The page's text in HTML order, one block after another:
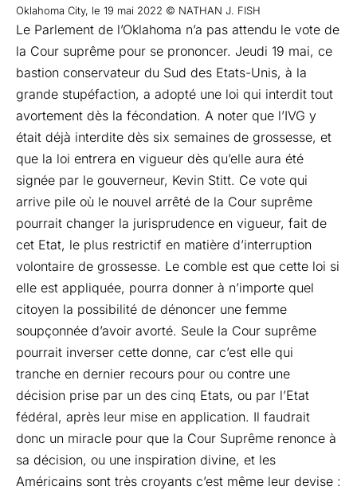
Oklahoma City, le 19 mai 2022 © NATHAN J. FISH
Le Parlement de l’Oklahoma n’a pas attendu le vote de
la Cour suprême pour se prononcer. Jeudi 19 mai, ce
bastion conservateur du Sud des Etats-Unis, à la
grande stupéfaction, a adopté une loi qui interdit tout
avortement dès la fécondation. A noter que l’IVG y
était déjà interdite dès six semaines de grossesse, et
que la loi entrera en vigueur dès qu’elle aura été
signée par le gouverneur, Kevin Stitt. Ce vote qui
arrive pile où le nouvel arrêté de la Cour suprême
pourrait changer la jurisprudence en vigueur, fait de
cet Etat, le plus restrictif en matière d’interruption
volontaire de grossesse. Le comble est que cette loi si
elle est appliquée, pourra donner à n’importe quel
citoyen la possibilité de dénoncer une femme
soupçonnée d’avoir avorté. Seule la Cour suprême
pourrait inverser cette donne, car c’est elle qui
tranche en dernier recours pour ou contre une
décision prise par un des cinq Etats, ou par l’Etat
fédéral, après leur mise en application. Il faudrait
donc un miracle pour que la Cour Suprême renonce à
sa décision, ou une inspiration divine, et les
Américains sont très croyants c’est même leur devise :